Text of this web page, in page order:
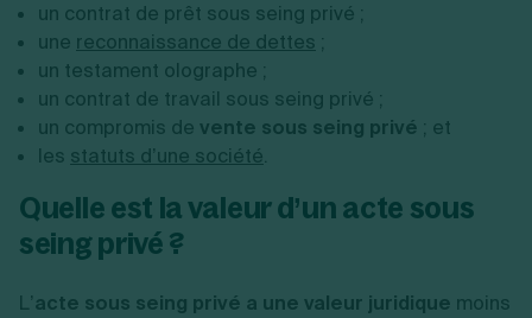
un contrat de prêt sous seing privé ;
une reconnaissance de dettes ;
un testament olographe ;
un contrat de travail sous seing privé ;
un compromis de vente sous seing privé ; et
les statuts d’une société.
Quelle est la valeur d’un acte sous
seing privé ?
L’acte sous seing privé a une valeur juridique moins